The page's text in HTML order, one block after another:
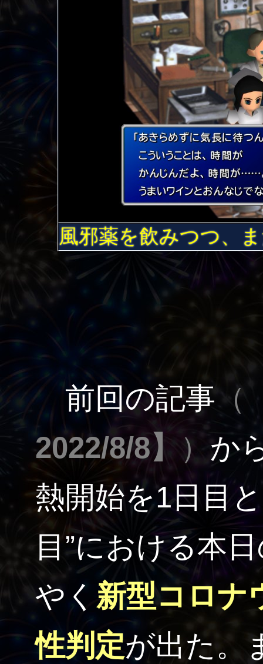
風邪薬を飲みつつ、
前回の記事（
2022/8/8】
） か
熱開始を1日目
目”における本
やく 新型コロナ
性判定が出た。